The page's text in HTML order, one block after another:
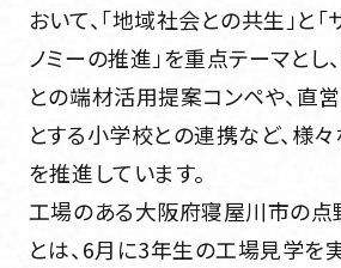
協力会社様専用
お問い合わせ
CONTACT
協力会社様専用
お問い合わせ
CONTACT
おいて、「地域社会との共生」と
ノミーの推進」を重点テーマとし
との端材活用提案コンペや、直
とする小学校との連携など、様
を推進しています。
工場のある大阪府寝屋川市の
とは、6月に3年生の工場見学を